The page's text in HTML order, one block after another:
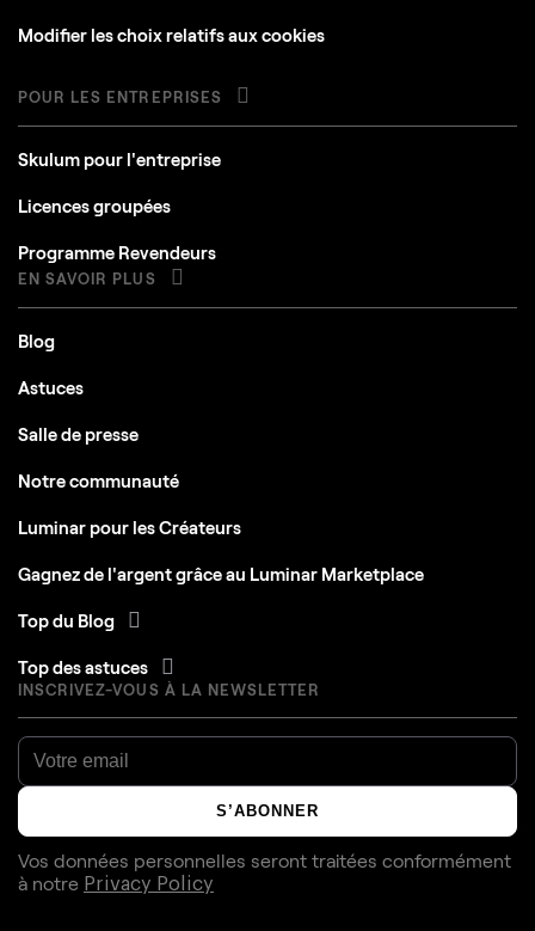
Modifier les choix relatifs aux cookies
POUR LES ENTREPRISES
Skulum pour l'entreprise
Licences groupées
Programme Revendeurs
EN SAVOIR PLUS
Blog
Astuces
Salle de presse
Notre communauté
Luminar pour les Créateurs
Gagnez de l'argent grâce au Luminar Marketplace
Top du Blog
Top des astuces
INSCRIVEZ-VOUS À LA NEWSLETTER
S’ABONNER
Vos données personnelles seront traitées conformément
à notre Privacy Policy